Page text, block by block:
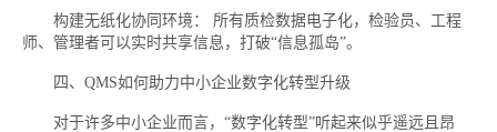
构建无纸化协同环境： 所有质检数据电子化，检验员、工程
师、管理者可以实时共享信息，打破“信息孤岛”。
四、QMS如何助力中小企业数字化转型升级
对于许多中小企业而言，“数字化转型”听起来似乎遥远且昂